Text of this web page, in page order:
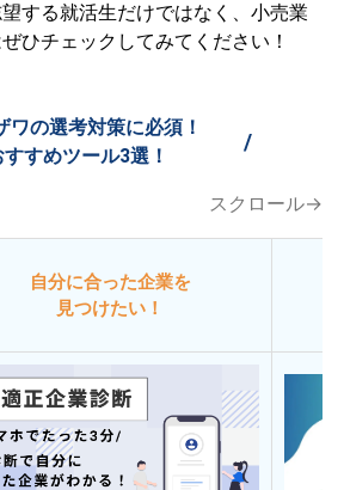
する就活生だけではなく、小売業
ひチェックしてみてください！
ワの選考対策に必須！
すすめツール3選！
/
スクロール→
自分に合った企業を
見つけたい！